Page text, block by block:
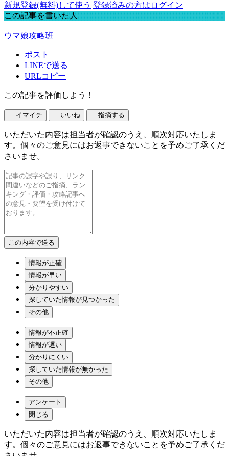
新規登録(無料)して使う 登録済みの方はログイン
この記事を書いた人
ウマ娘攻略班
ポスト
LINEで送る
URLコピー
この記事を評価しよう！
イマイチ いいね 指摘する
いただいた内容は担当者が確認のうえ、順次対応いたしま
す。個々のご意見にはお返事できないことを予めご了承くだ
さいませ。
情報が正確
情報が早い
分かりやすい
探していた情報が見つかった
その他
情報が不正確
情報が遅い
分かりにくい
探していた情報が無かった
その他
アンケート
閉じる
いただいた内容は担当者が確認のうえ、順次対応いたしま
す。個々のご意見にはお返事できないことを予めご了承くだ